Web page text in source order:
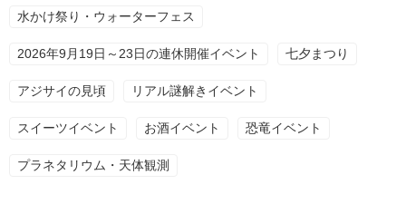
水かけ祭り・ウォーターフェス
2026年9月19日～23日の連休開催イベント 七夕まつり
アジサイの見頃 リアル謎解きイベント
スイーツイベント お酒イベント 恐竜イベント
プラネタリウム・天体観測